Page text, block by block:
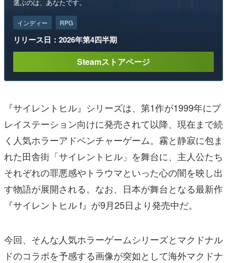
選ぶのは、あなたです。
インディー RPG
リリース日：2026年第4四半期
Steamストアページ
『サイレントヒル』シリーズは、第1作が1999年にプ
レイステーション向けに発売されて以降、現在まで続
く人気ホラーアドベンチャーゲーム。霧と静寂に包ま
れた田舎街「サイレントヒル」を舞台に、主人公たち
それぞれの罪悪感やトラウマといった心の闇を映し出
す物語が展開される。なお、日本が舞台となる最新作
『サイレントヒル f』が9月25日より発売中だ。
今回、そんな人気ホラーゲームシリーズとマクドナル
ドのコラボを予感する画像が突如として海外マクドナ